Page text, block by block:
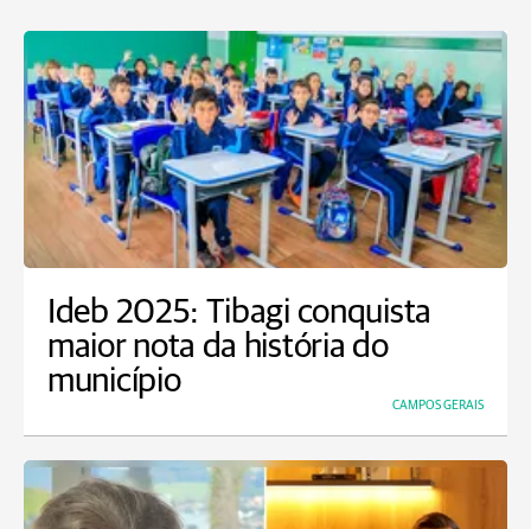
Ideb 2025: Tibagi conquista
maior nota da história do
município
CAMPOS GERAIS